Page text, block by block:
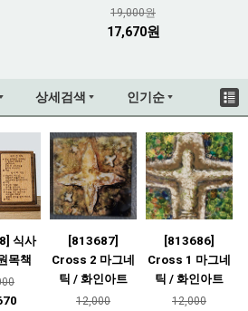
19,000원
17,670원
상세검색 인기순
식사
목책
[813687]
Cross 2 마그네
틱 / 화인아트
12,000
[813686]
Cross 1 마그네
틱 / 화인아트
12,000